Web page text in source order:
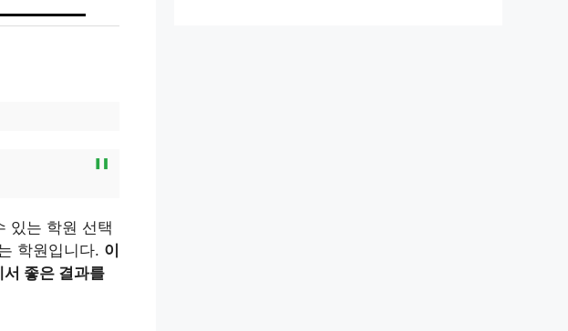
있는 학원 선택
학원입니다. 이
좋은 결과를